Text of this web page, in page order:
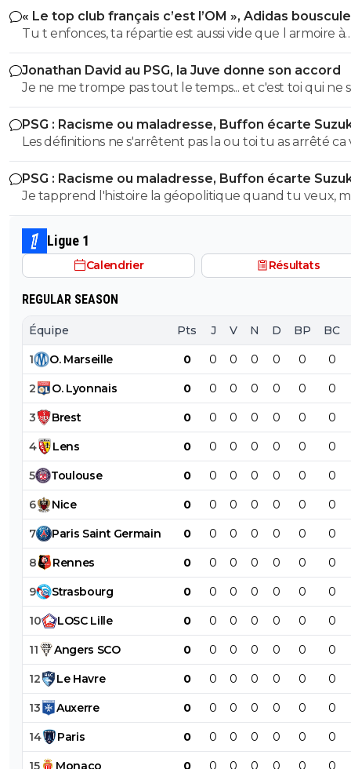
avec l'OL qui est une valeur sûre... contrairement à
« Le top club français c’est l’OM », Adidas
PSG
Tu t enfonces, ta répartie est aussi vide que l armoire à
trophées de ton club depuis 15 piges, t es juste une
gueule arrogante se pensant plus intelligent que les
alors que t es juste un pauvre clown empafé mdr
Jonathan David au PSG, la Juve donne son accord
Je ne me trompe pas tout le temps... et c'est toi qui ne
pas lire. ^^
PSG : Racisme ou maladresse, Buffon écarte
Les définitions ne s'arrêtent pas la ou toi tu as arrêté ca
plus loin que ca, mais franchement vu ton niveau de
stupidité jai meme pas envie d'en discuter avec toi ca
cultiver et je suis meme pas sûr que tu sois en
comprendre quoi que ce soit vu tes entecedent ici ..
je t'ai dis commence deja par apprendre a lire un texte
simple et surtout a le comprendre
PSG : Racisme ou maladresse, Buffon écarte
Je tapprend l'histoire la géopolitique quand tu veux,
déjà commence a apprendre et a comprendre un texte
simple parceque visiblement t'as eu du mal avec le
88 🤣😂🫵 On verra pour le reste ensuite si t'es sage
Ligue 1
Calendrier Résultats
REGULAR SEASON
Équipe Pts J V N D BP BC
1 O. Marseille 0 0 0 0 0 0 0
2 O. Lyonnais 0 0 0 0 0 0 0
3 Brest 0 0 0 0 0 0 0
4 Lens 0 0 0 0 0 0 0
5 Toulouse 0 0 0 0 0 0 0
6 Nice 0 0 0 0 0 0 0
7 Paris Saint Germain 0 0 0 0 0 0 0
8 Rennes 0 0 0 0 0 0 0
9 Strasbourg 0 0 0 0 0 0 0
10 LOSC Lille 0 0 0 0 0 0 0
11 Angers SCO 0 0 0 0 0 0 0
12 Le Havre 0 0 0 0 0 0 0
13 Auxerre 0 0 0 0 0 0 0
14 Paris 0 0 0 0 0 0 0
15 Monaco 0 0 0 0 0 0 0